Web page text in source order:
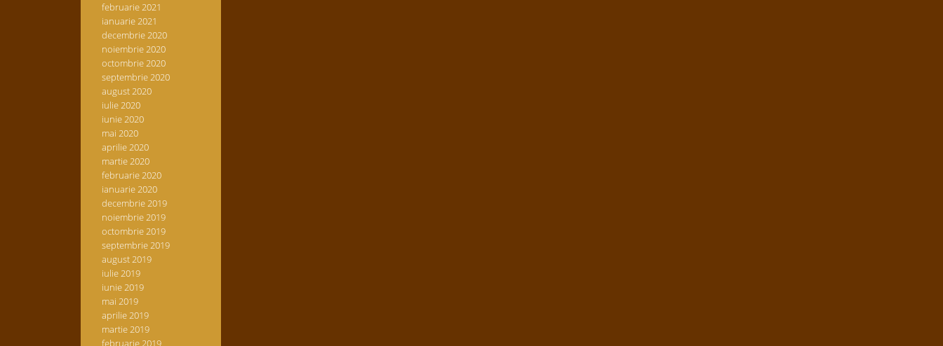
februarie 2021
ianuarie 2021
decembrie 2020
noiembrie 2020
octombrie 2020
septembrie 2020
august 2020
iulie 2020
iunie 2020
mai 2020
aprilie 2020
martie 2020
februarie 2020
ianuarie 2020
decembrie 2019
noiembrie 2019
octombrie 2019
septembrie 2019
august 2019
iulie 2019
iunie 2019
mai 2019
aprilie 2019
martie 2019
februarie 2019